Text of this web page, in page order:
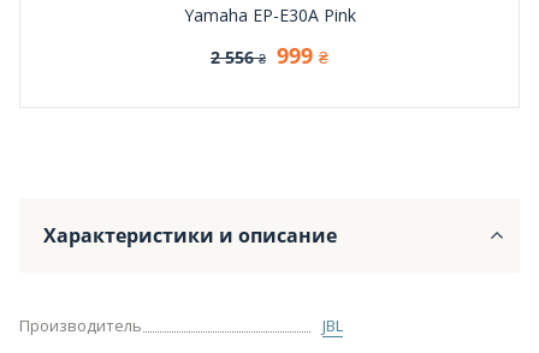
Yamaha EP-E30A Pink
2 556 ₴ 999 ₴
Характеристики и описание
Производитель
JBL